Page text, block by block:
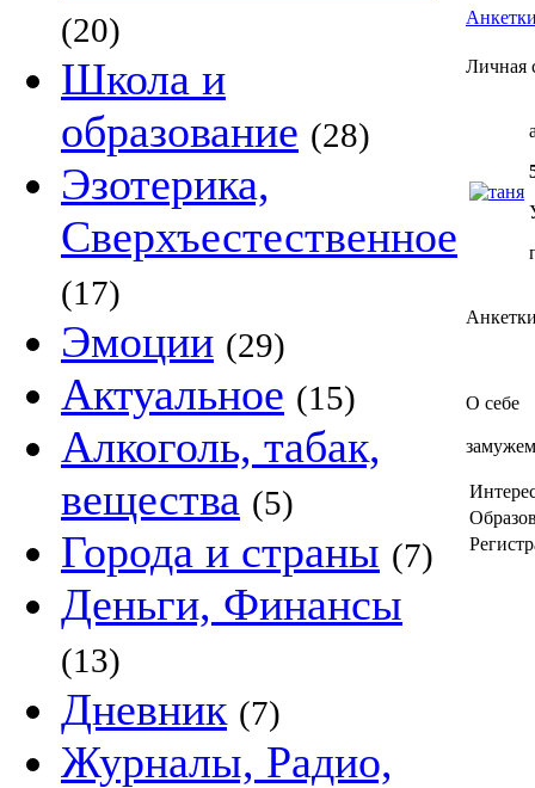
(20)
Школа и
образование (28)
Эзотерика,
Сверхъестественное
(17)
Эмоции (29)
Актуальное (15)
Алкоголь, табак,
вещества (5)
Города и страны (7)
Деньги, Финансы
(13)
Дневник (7)
Журналы, Радио,
Личная
О себе